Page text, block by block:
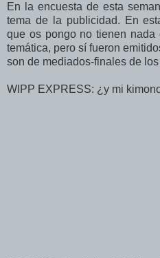
En la encuesta de esta
tema de la publicidad. En
que os pongo no tienen
temática, pero sí fueron
son de mediados-finales de los
WIPP EXPRESS: ¿y mi